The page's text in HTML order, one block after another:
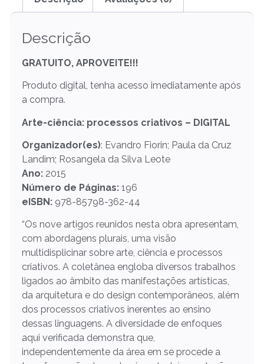
Descrição
GRATUITO, APROVEITE!!!
Produto digital, tenha acesso imediatamente após
a compra.
Arte-ciência: processos criativos – DIGITAL
Organizador(es): Evandro Fiorin; Paula da Cruz
Landim; Rosangela da Silva Leote
Ano: 2015
Número de Páginas: 196
eISBN: 978-85798-362-44
“Os nove artigos reunidos nesta obra apresentam,
com abordagens plurais, uma visão
multidisplicinar sobre arte, ciência e processos
criativos. A coletânea engloba diversos trabalhos
ligados ao âmbito das manifestações artísticas,
da arquitetura e do design contemporâneos, além
dos processos criativos inerentes ao ensino
dessas linguagens. A diversidade de enfoques
aqui verificada demonstra que,
independentemente da área em se procede a